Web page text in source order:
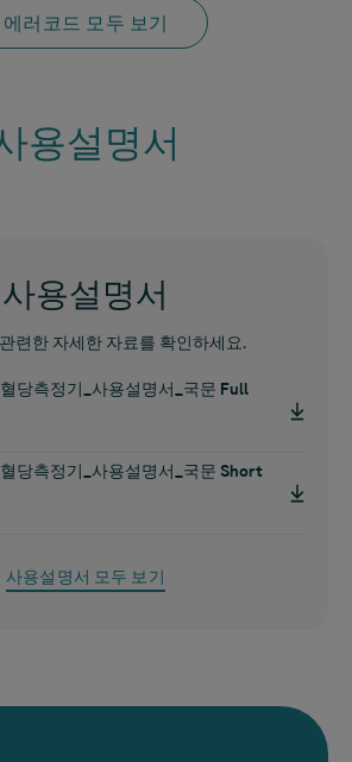
에러코드 모두 보기
용설명서
사용설명서
련한 자세한 자료를 확인하세요.
당측정기_사용설명서_국문 Full
당측정기_사용설명서_국문 Short
사용설명서 모두 보기